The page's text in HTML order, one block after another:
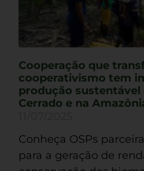
Cooperação que
cooperativismo tem
produção sustentável
Cerrado e na
Conheça OSPs
para a geração de